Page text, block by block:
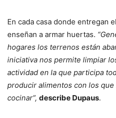
En cada casa donde entregan
enseñan a armar huertas.
hogares los terrenos están
iniciativa nos permite limpiar
actividad en la que participa
producir alimentos con los
cocinar”, describe Dupaus.